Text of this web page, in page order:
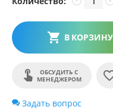
В КОРЗИНУ
ОБСУДИТЬ С
МЕНЕДЖЕРОМ
Задать вопрос